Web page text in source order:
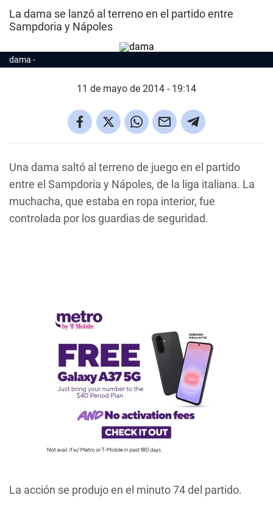
La dama se lanzó al terreno en el partido entre
Sampdoria y Nápoles
dama
11 de mayo de 2014 - 19:14
Una dama saltó al terreno de juego en el partido
entre el Sampdoria y Nápoles, de la liga italiana. La
muchacha, que estaba en ropa interior, fue
controlada por los guardias de seguridad.
La acción se produjo en el minuto 74 del partido.